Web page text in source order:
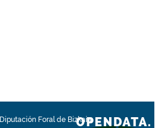
Diputación Foral de BizkaiaOPENDATA.